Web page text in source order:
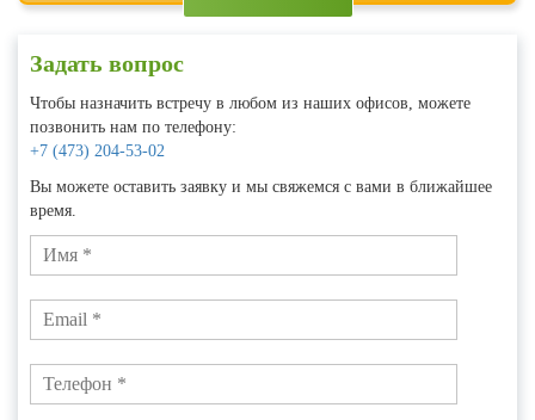
Задать вопрос
Чтобы назначить встречу в любом из наших офисов, можете
позвонить нам по телефону:
+7 (473) 204-53-02
Вы можете оставить заявку и мы свяжемся с вами в ближайшее
время.